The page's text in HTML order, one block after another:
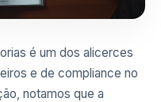
é um dos alicerces
e de compliance no
notamos que a